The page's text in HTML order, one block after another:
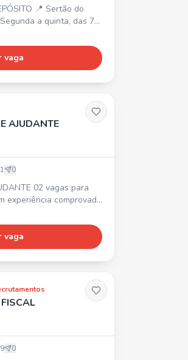
Sertão do
a quinta, das 7h
de alimentação. 🎁
Vaga masculina,
CLT.
vaga
AJUDANTE
0
vagas para
experiência comprovada
imediata com carteira
em contato via
vaga
0